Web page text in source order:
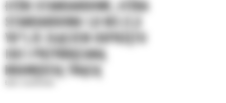
ŁYŻKI STANDARDOWE, ŁYŻKA
STANDARDOWA 1,0 M3 (1,3
YD³) ZE ZŁĄCZEM OSPRZĘTU
ISO I PRZYKRĘCANĄ
KRAWĘDZIĄ TNĄCĄ